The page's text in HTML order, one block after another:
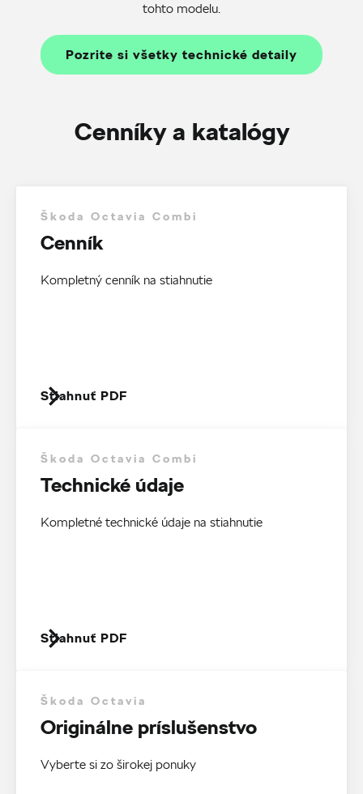
tohto modelu.
Pozrite si všetky technické detaily
Cenníky a katalógy
Škoda Octavia Combi
Cenník
Kompletný cenník na stiahnutie
Stiahnuť PDF
Škoda Octavia Combi
Technické údaje
Kompletné technické údaje na stiahnutie
Stiahnuť PDF
Škoda Octavia
Originálne príslušenstvo
Vyberte si zo širokej ponuky